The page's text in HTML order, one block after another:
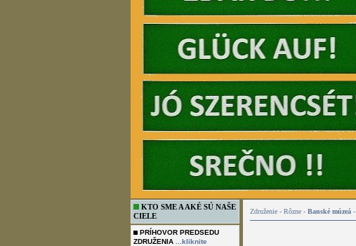
KTO SME A AKÉ SÚ NAŠE
CIELE
PRÍHOVOR PREDSEDU
ZDRUŽENIA
...kliknite
Združenie - Rôzne - Banské múzeá-